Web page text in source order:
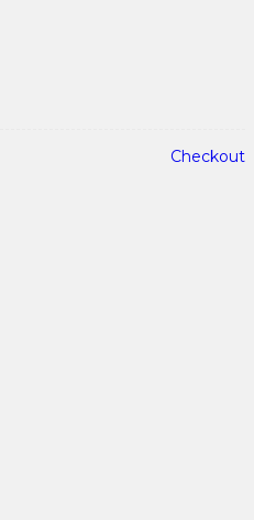
Checkout